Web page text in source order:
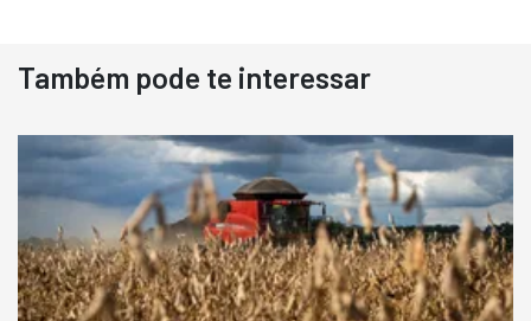
Pá Carregadeira Cat 966
Ano 1987
R$ 145.000
Também pode te interessar